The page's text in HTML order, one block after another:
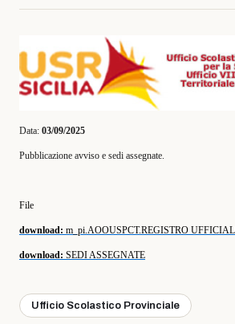
Data: 03/09/2025
Pubblicazione avviso e sedi assegnate.
File
download: m_pi.AOOUSPCT.REGISTRO
download: SEDI ASSEGNATE
Ufficio Scolastico Provinciale